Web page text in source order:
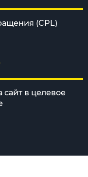
(CPL)
сайт в целевое